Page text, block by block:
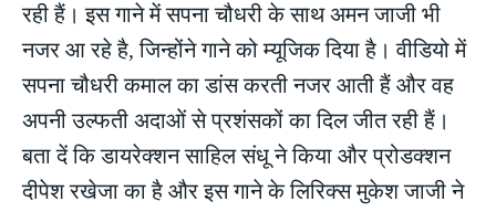
रही हैं। इस गाने में सपना चौधरी के साथ अमन जाजी भी
नजर आ रहे है, जिन्होंने गाने को म्यूजिक दिया है। वीडियो में
सपना चौधरी कमाल का डांस करती नजर आती हैं और वह
अपनी उल्फती अदाओं से प्रशंसकों का दिल जीत रही हैं।
बता दें कि डायरेक्शन साहिल संधू ने किया और प्रोडक्शन
दीपेश रखेजा का है और इस गाने के लिरिक्स मुकेश जाजी ने